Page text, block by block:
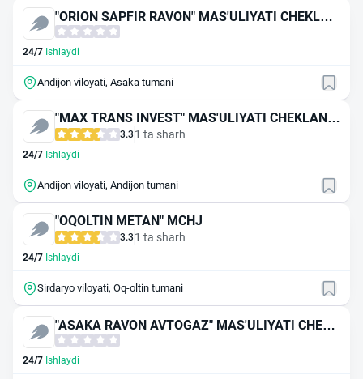
"ORION SAPFIR RAVON" MAS'ULIYATI CHEKLAN
GAN JAMIYAT
24/7 Ishlaydi
Andijon viloyati, Asaka tumani
"MAX TRANS INVEST" MAS'ULIYATI CHEKLANG
AN JAMIYAT
3.3 1 ta sharh
24/7 Ishlaydi
Andijon viloyati, Andijon tumani
"OQOLTIN METAN" MCHJ
3.3 1 ta sharh
24/7 Ishlaydi
Sirdaryo viloyati, Oq-oltin tumani
"ASAKA RAVON AVTOGAZ" MAS'ULIYATI CHEKL
ANGAN JAMIYAT
24/7 Ishlaydi